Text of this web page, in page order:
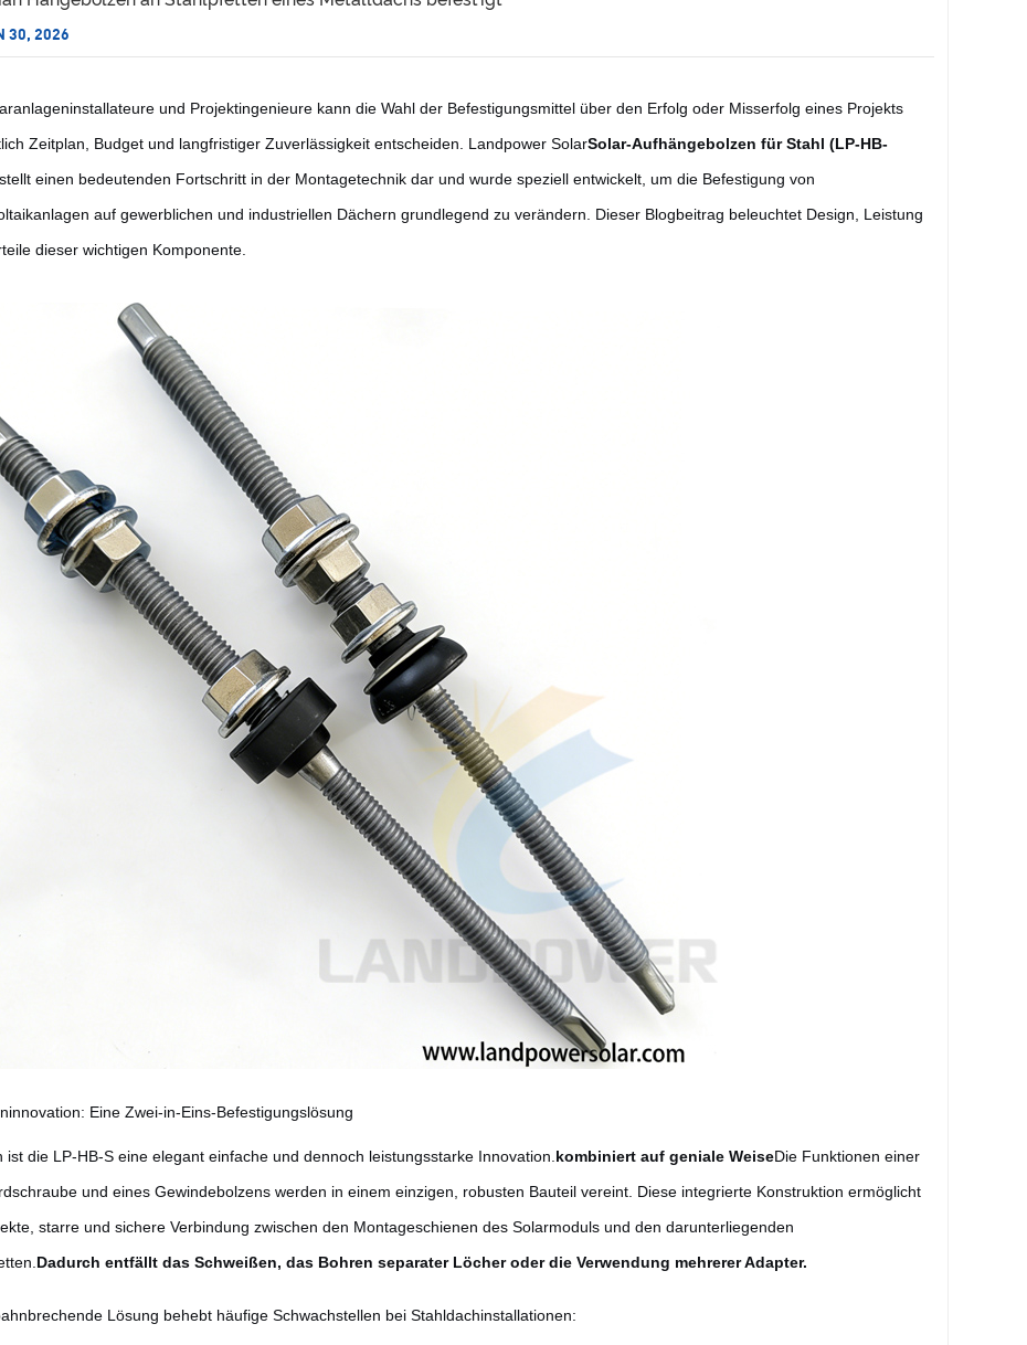
30, 2026
und Projektingenieure kann die Wahl der Befestigungsmittel über den Erfolg oder Misserfolg eines Projekts
Zeitplan, Budget und langfristiger Zuverlässigkeit entscheiden. Landpower SolarSolar-Aufhängebolzen für Stahl (LP-HB-
einen bedeutenden Fortschritt in der Montagetechnik dar und wurde speziell entwickelt, um die Befestigung von
auf gewerblichen und industriellen Dächern grundlegend zu verändern. Dieser Blogbeitrag beleuchtet Design, Leistung
dieser wichtigen Komponente.
Eine Zwei-in-Eins-Befestigungslösung
ist die LP-HB-S eine elegant einfache und dennoch leistungsstarke Innovation. kombiniert auf geniale WeiseDie Funktionen einer
und eines Gewindebolzens werden in einem einzigen, robusten Bauteil vereint. Diese integrierte Konstruktion ermöglicht
starre und sichere Verbindung zwischen den Montageschienen des Solarmoduls und den darunterliegenden
Dadurch entfällt das Schweißen, das Bohren separater Löcher oder die Verwendung mehrerer Adapter.
Lösung behebt häufige Schwachstellen bei Stahldachinstallationen: